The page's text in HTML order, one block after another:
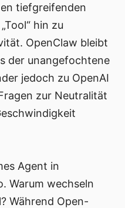
tiefgreifenden
hin zu
OpenClaw bleibt
der unangefochtene
jedoch zu OpenAI
zur Neutralität
Agent in
Warum wechseln
Während Open-